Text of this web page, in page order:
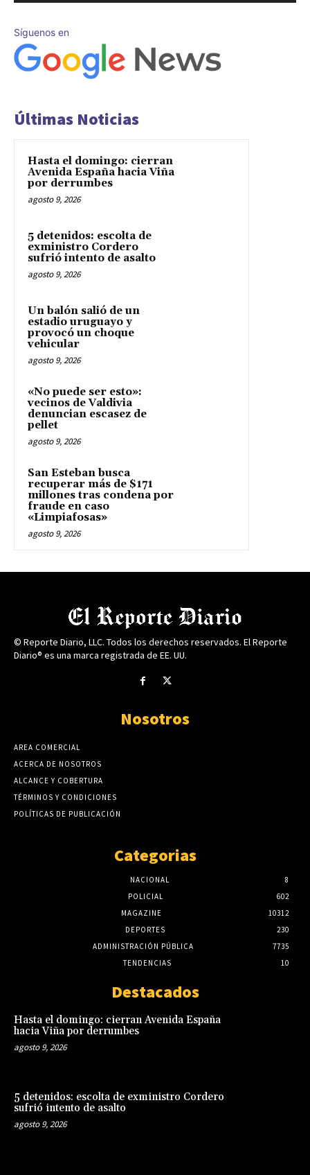
Síguenos en
Últimas Noticias
Hasta el domingo: cierran
Avenida España hacia Viña
por derrumbes
agosto 9, 2026
5 detenidos: escolta de
exministro Cordero
sufrió intento de asalto
agosto 9, 2026
Un balón salió de un
estadio uruguayo y
provocó un choque
vehicular
agosto 9, 2026
«No puede ser esto»:
vecinos de Valdivia
denuncian escasez de
pellet
agosto 9, 2026
San Esteban busca
recuperar más de $171
millones tras condena por
fraude en caso
«Limpiafosas»
agosto 9, 2026
© Reporte Diario, LLC. Todos los derechos reservados. El Reporte
Diario® es una marca registrada de EE. UU.
Nosotros
AREA COMERCIAL
ACERCA DE NOSOTROS
ALCANCE Y COBERTURA
TÉRMINOS Y CONDICIONES
POLÍTICAS DE PUBLICACIÓN
Categorias
NACIONAL
8
POLICIAL
602
MAGAZINE
10312
DEPORTES
230
ADMINISTRACIÓN PÚBLICA
7735
TENDENCIAS
10
Destacados
Hasta el domingo: cierran Avenida España
hacia Viña por derrumbes
agosto 9, 2026
5 detenidos: escolta de exministro Cordero
sufrió intento de asalto
agosto 9, 2026